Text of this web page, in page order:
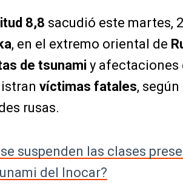
8,8 sacudió este martes,
, en el extremo oriental de
de tsunami y afectaciones
víctimas fatales,
rusas.
suspenden las clases
del Inocar?